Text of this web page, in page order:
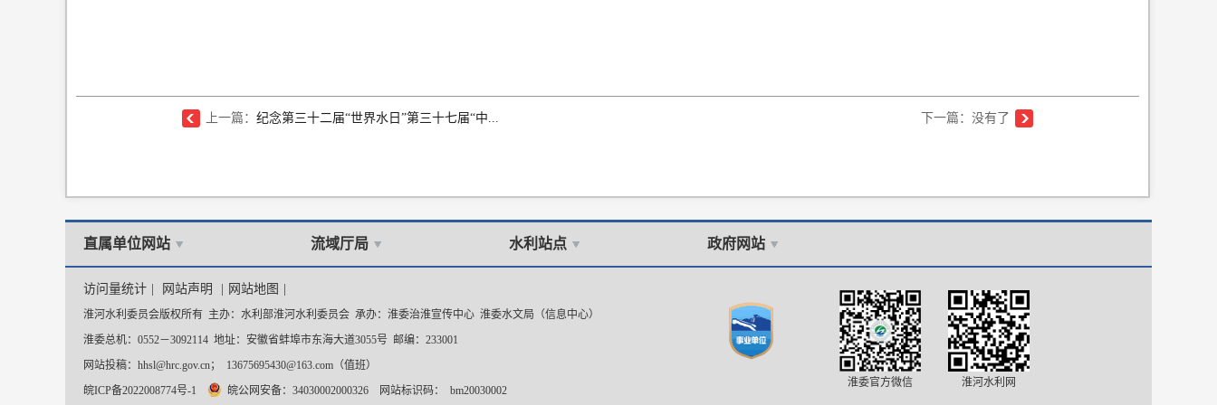
上一篇：纪念第三十二届“世界水日”第三十七届“中... 下一篇：没有了
直属单位网站 流域厅局 水利站点 政府网站
访问量统计 网站声明 网站地图
淮河水利委员会版权所有 主办：水利部淮河水利委员会 承办：淮委治淮宣传中心 淮委水文局（信息中心）
淮委总机：0552－3092114 地址：安徽省蚌埠市东海大道3055号 邮编：233001
网站投稿：hhsl@hrc.gov.cn； 13675695430@163.com（值班）
皖ICP备2022008774号-1
皖公网安备：34030002000326 网站标识码： bm20030002
淮委官方微信 淮河水利网